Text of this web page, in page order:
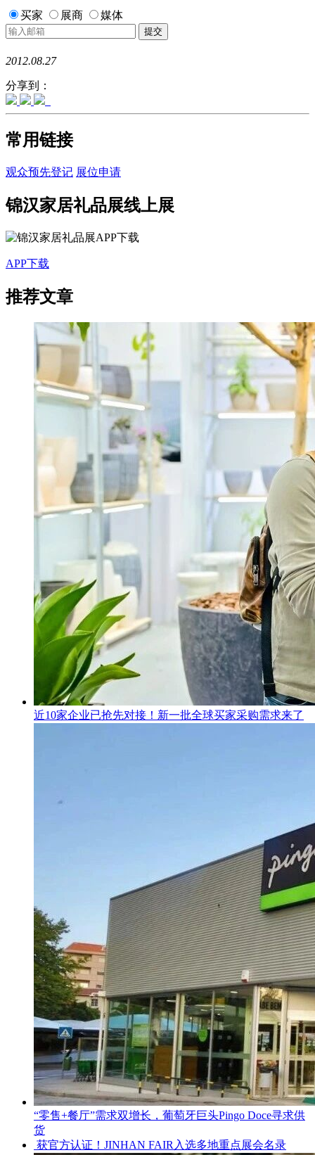
买家 展商 媒体
2012.08.27
分享到：
常用链接
观众预先登记 展位申请
锦汉家居礼品展线上展
APP下载
推荐文章
近10家企业已抢先对接！新一批全球买家采购需求来了
“零售+餐厅”需求双增长，葡萄牙巨头Pingo Doce寻求供
货
获官方认证！JINHAN FAIR入选多地重点展会名录